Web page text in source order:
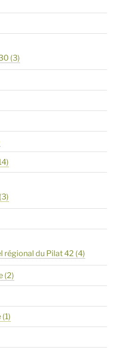
(3)
(3)
régional du Pilat 42 (4)
(2)
(1)